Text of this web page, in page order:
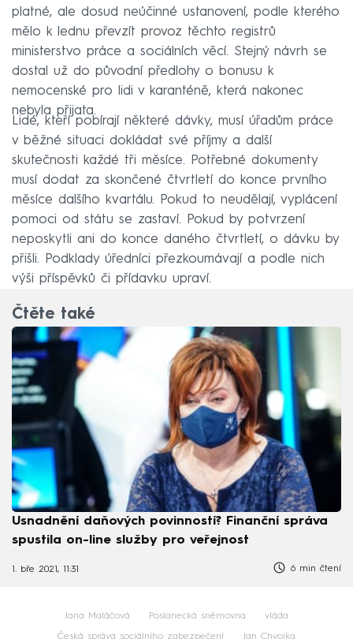
platné, ale dosud neúčinné ustanovení, podle kterého
mělo k lednu převzít provoz těchto registrů
ministerstvo práce a sociálních věcí. Stejný návrh se
dostal už do původní předlohy o bonusu k
nemocenské pro lidi v karanténě, která nakonec
nebyla přijata.
Lidé, kteří pobírají některé dávky, musí úřadům práce
v běžné situaci dokládat své příjmy a další
skutečnosti každé tři měsíce. Potřebné dokumenty
musí dodat za skončené čtvrtletí do konce prvního
měsíce dalšího kvartálu. Pokud to neudělají, vyplácení
pomoci od státu se zastaví. Pokud by potvrzení
neposkytli ani do konce daného čtvrtletí, o dávku by
přišli. Podklady úředníci přezkoumávají a podle nich
výši příspěvků či přídavku upraví.
Čtěte také
Usnadnění daňových povinností? Finanční správa
spustila on-line služby pro veřejnost
1. bře 2021, 11:31 6 min čtení
Jana Maláčová Poslanecká sněmovna vláda
Česká správa sociálního zabezpečení Jan Chvojka